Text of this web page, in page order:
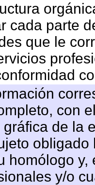
cada parte
que le
con
de la
homólogo
y/o